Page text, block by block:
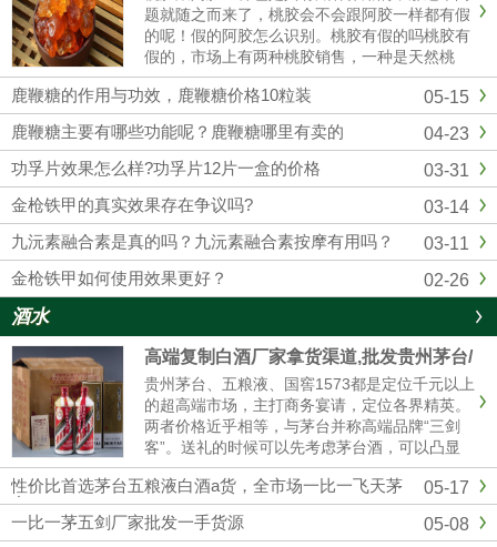
题就随之而来了，桃胶会不会跟阿胶一样都有假
的呢！假的阿胶怎么识别。桃胶有假的吗桃胶有
假的，市场上有两种桃胶销售，一种是天然桃
胶，还有一种是精加工过的桃胶，而且市场价格
35元/斤到百元，具体也看桃胶的质量。桃胶假
的怎么辨别（1）看颜色真正的......
05-15
鹿鞭糖的作用与功效，鹿鞭糖价格10粒装
04-23
鹿鞭糖主要有哪些功能呢？鹿鞭糖哪里有卖的
03-31
功孚片效果怎么样?功孚片12片一盒的价格
03-14
金枪铁甲的真实效果存在争议吗?
03-11
九沅素融合素是真的吗？九沅素融合素按摩有用吗？
02-26
金枪铁甲如何使用效果更好？
酒水
高端复制白酒厂家拿货渠道,批发贵州茅台/
五粮液/剑南春/国窖1573
贵州茅台、五粮液、国窖1573都是定位千元以上
的超高端市场，主打商务宴请，定位各界精英。
两者价格近乎相等，与茅台并称高端品牌“三剑
客”。送礼的时候可以先考虑茅台酒，可以凸显
我们的诚意；如果资金实力较弱，首选五粮液和
国窖1573，性价比相对较高的。然后联系我们厂
家订购，我们也是一手货源渠道，价格可以说是
市场最低。
05-17
性价比首选茅台五粮液白酒a货，全市场一比一飞天茅
台
05-08
一比一茅五剑厂家批发一手货源